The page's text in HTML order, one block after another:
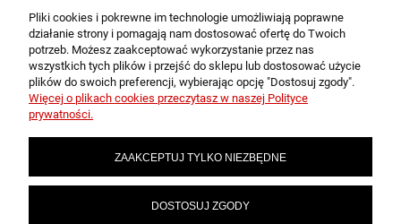
POMOC
MOJE KONTO
INFORMACJE
Pliki cookies i pokrewne im technologie umożliwiają poprawne
działanie strony i pomagają nam dostosować ofertę do Twoich
potrzeb. Możesz zaakceptować wykorzystanie przez nas
wszystkich tych plików i przejść do sklepu lub dostosować użycie
plików do swoich preferencji, wybierając opcję "Dostosuj zgody".
Więcej o plikach cookies przeczytasz w naszej Polityce
prywatności.
ZAAKCEPTUJ TYLKO NIEZBĘDNE
DOSTOSUJ ZGODY